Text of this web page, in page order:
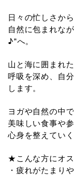
日々の忙しさか
自然に包まれな
♪"へ。
山と海に囲まれ
呼吸を深め、自
します。
ヨガや自然の中
美味しい食事や
心身を整えてい
★こんな方にオス
・疲れがたまり